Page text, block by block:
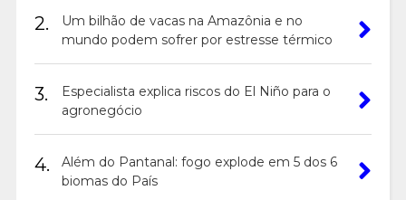
2.
Um bilhão de vacas na Amazônia e no
mundo podem sofrer por estresse térmico
3.
Especialista explica riscos do El Niño para o
agronegócio
4.
Além do Pantanal: fogo explode em 5 dos 6
biomas do País